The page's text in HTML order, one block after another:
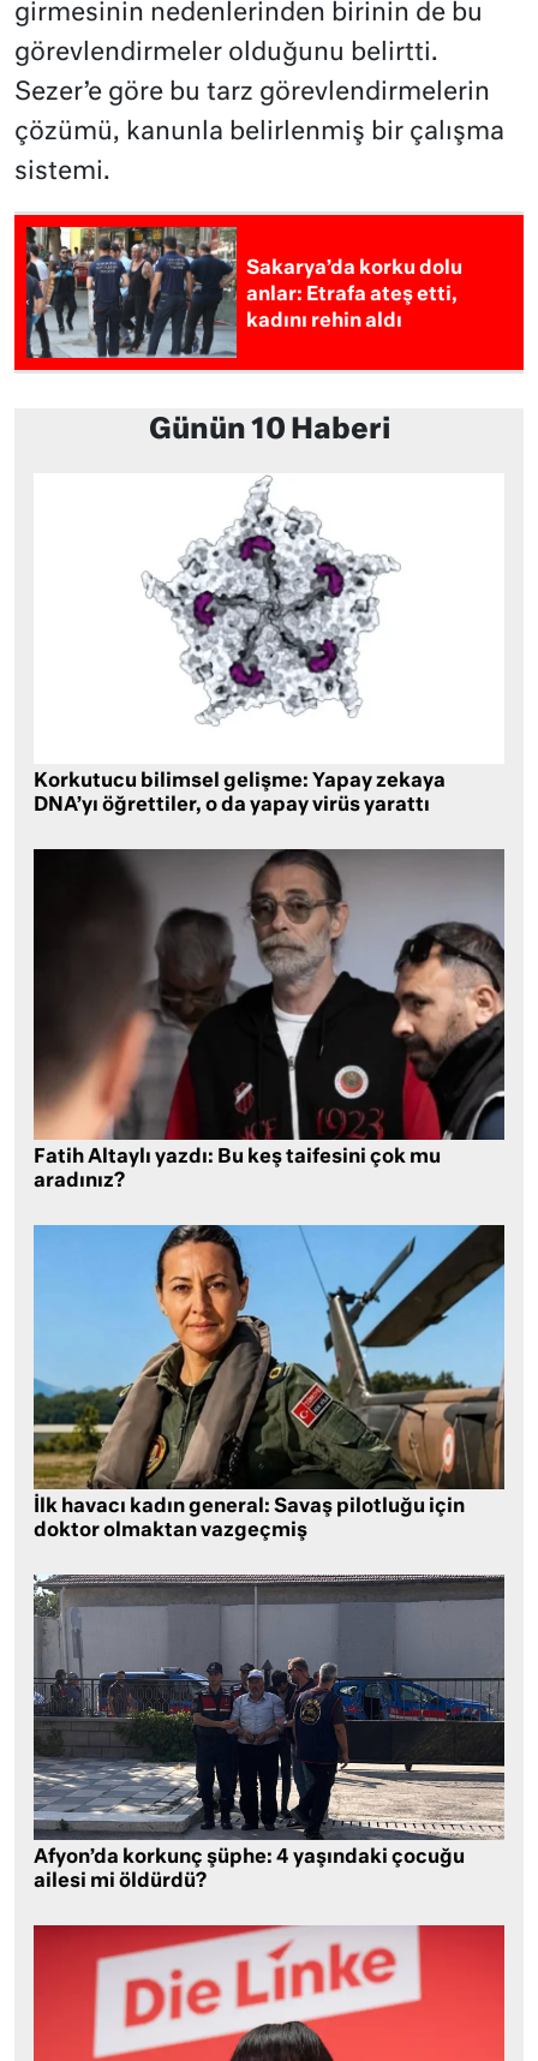
girmesinin nedenlerinden birinin de bu
görevlendirmeler olduğunu belirtti.
Sezer’e göre bu tarz görevlendirmelerin
çözümü, kanunla belirlenmiş bir çalışma
sistemi.
Sakarya’da korku dolu
anlar: Etrafa ateş etti,
kadını rehin aldı
Günün 10 Haberi
Korkutucu bilimsel gelişme: Yapay zekaya
DNA’yı öğrettiler, o da yapay virüs yarattı
Fatih Altaylı yazdı: Bu keş taifesini çok mu
aradınız?
İlk havacı kadın general: Savaş pilotluğu için
doktor olmaktan vazgeçmiş
Afyon’da korkunç şüphe: 4 yaşındaki çocuğu
ailesi mi öldürdü?